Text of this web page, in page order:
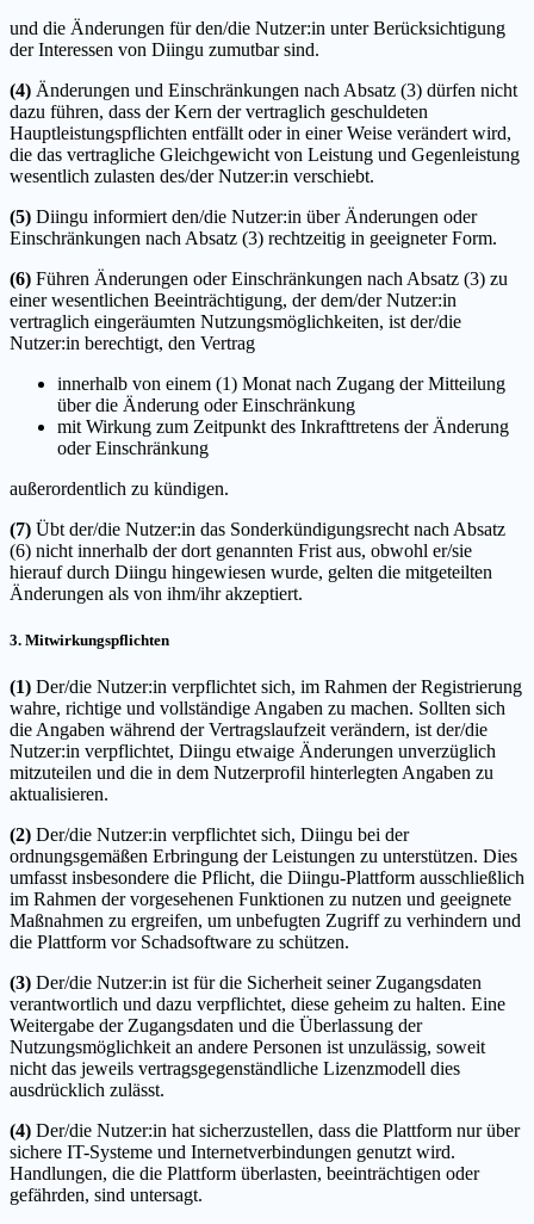
und die Änderungen für den/die Nutzer:in unter Berücksichtigung
der Interessen von Diingu zumutbar sind.
(4) Änderungen und Einschränkungen nach Absatz (3) dürfen nicht
dazu führen, dass der Kern der vertraglich geschuldeten
Hauptleistungspflichten entfällt oder in einer Weise verändert wird,
die das vertragliche Gleichgewicht von Leistung und Gegenleistung
wesentlich zulasten des/der Nutzer:in verschiebt.
(5) Diingu informiert den/die Nutzer:in über Änderungen oder
Einschränkungen nach Absatz (3) rechtzeitig in geeigneter Form.
(6) Führen Änderungen oder Einschränkungen nach Absatz (3) zu
einer wesentlichen Beeinträchtigung, der dem/der Nutzer:in
vertraglich eingeräumten Nutzungsmöglichkeiten, ist der/die
Nutzer:in berechtigt, den Vertrag
innerhalb von einem (1) Monat nach Zugang der Mitteilung
über die Änderung oder Einschränkung
mit Wirkung zum Zeitpunkt des Inkrafttretens der Änderung
oder Einschränkung
außerordentlich zu kündigen.
(7) Übt der/die Nutzer:in das Sonderkündigungsrecht nach Absatz
(6) nicht innerhalb der dort genannten Frist aus, obwohl er/sie
hierauf durch Diingu hingewiesen wurde, gelten die mitgeteilten
Änderungen als von ihm/ihr akzeptiert.
3. Mitwirkungspflichten
(1) Der/die Nutzer:in verpflichtet sich, im Rahmen der Registrierung
wahre, richtige und vollständige Angaben zu machen. Sollten sich
die Angaben während der Vertragslaufzeit verändern, ist der/die
Nutzer:in verpflichtet, Diingu etwaige Änderungen unverzüglich
mitzuteilen und die in dem Nutzerprofil hinterlegten Angaben zu
aktualisieren.
(2) Der/die Nutzer:in verpflichtet sich, Diingu bei der
ordnungsgemäßen Erbringung der Leistungen zu unterstützen. Dies
umfasst insbesondere die Pflicht, die Diingu-Plattform ausschließlich
im Rahmen der vorgesehenen Funktionen zu nutzen und geeignete
Maßnahmen zu ergreifen, um unbefugten Zugriff zu verhindern und
die Plattform vor Schadsoftware zu schützen.
(3) Der/die Nutzer:in ist für die Sicherheit seiner Zugangsdaten
verantwortlich und dazu verpflichtet, diese geheim zu halten. Eine
Weitergabe der Zugangsdaten und die Überlassung der
Nutzungsmöglichkeit an andere Personen ist unzulässig, soweit
nicht das jeweils vertragsgegenständliche Lizenzmodell dies
ausdrücklich zulässt.
(4) Der/die Nutzer:in hat sicherzustellen, dass die Plattform nur über
sichere IT-Systeme und Internetverbindungen genutzt wird.
Handlungen, die die Plattform überlasten, beeinträchtigen oder
gefährden, sind untersagt.